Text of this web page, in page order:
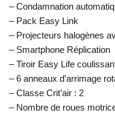
– Condamnation
– Pack Easy Link
– Projecteurs halogènes
– Smartphone Réplication
– Tiroir Easy Life
– 6 anneaux d’arrimage
– Classe Crit’air : 2
– Nombre de roues